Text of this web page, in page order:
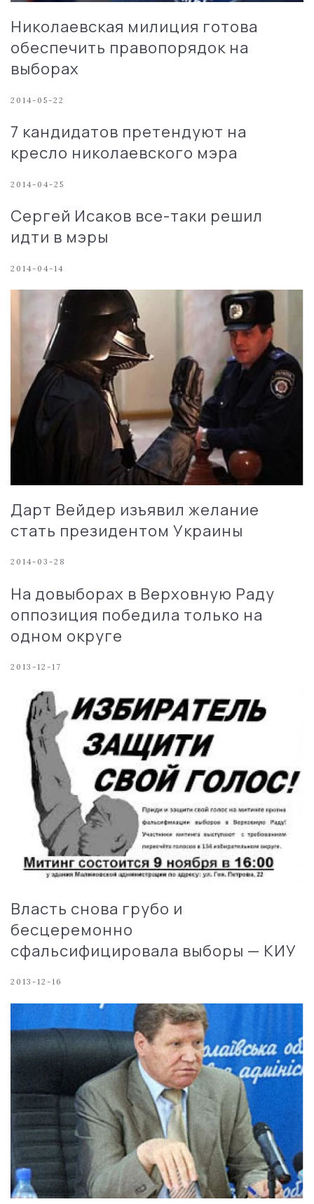
Николаевская милиция готова
обеспечить правопорядок на
выборах
2014-05-22
7 кандидатов претендуют на
кресло николаевского мэра
2014-04-25
Сергей Исаков все-таки решил
идти в мэры
2014-04-14
Дарт Вейдер изъявил желание
стать президентом Украины
2014-03-28
На довыборах в Верховную Раду
оппозиция победила только на
одном округе
2013-12-17
Власть снова грубо и
бесцеремонно
сфальсифицировала выборы — КИУ
2013-12-16